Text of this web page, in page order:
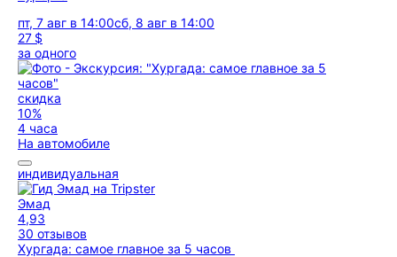
пт, 7 авг в 14:00сб, 8 авг в 14:00
27 $
за одного
скидка
10%
4 часа
На автомобиле
индивидуальная
Эмад
4,93
30 отзывов
Хургада: самое главное за 5 часов